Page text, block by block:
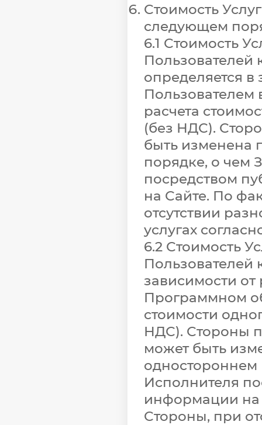
Стоимость
следующем
6.1 Стоимость
Пользователей
определяется в
расчета
(без НДС).
быть изменена
порядке, о чем
посредством
на Сайте. По
отсутствии
услугах
6.2 Стоимость
Пользователей
зависимости
Программном
стоимости
НДС). Стороны
может быть
одностороннем
Исполнителя
информации на
Стороны, при